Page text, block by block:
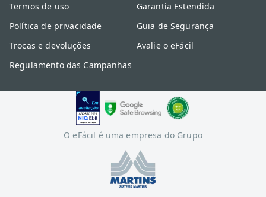
Termos de uso
Política de privacidade
Trocas e devoluções
Regulamento das Campanhas
Garantia Estendida
Guia de Segurança
Avalie o eFácil
O eFácil é uma empresa do Grupo